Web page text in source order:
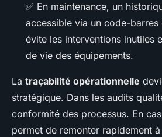
✅ En maintenance, un
accessible via un code-barres
évite les interventions inutiles
de vie des équipements.
La traçabilité opérationnelle
stratégique. Dans les audits
conformité des processus. En
permet de remonter rapidement